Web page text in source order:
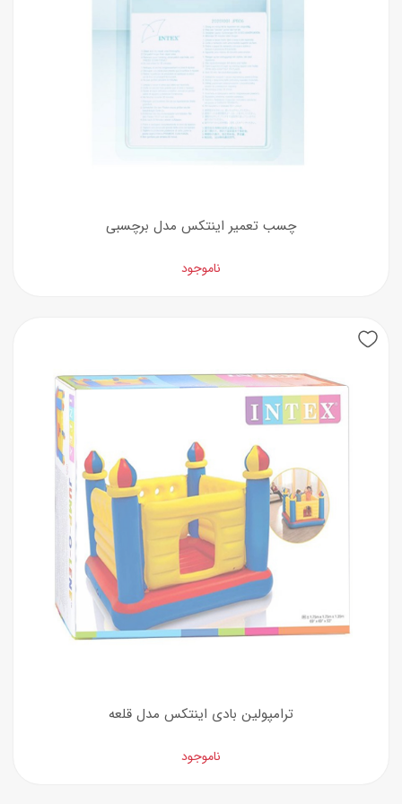
چسب تعمیر اینتکس مدل برچسبی
ناموجود
ترامپولین بادی اینتکس مدل قلعه
ناموجود